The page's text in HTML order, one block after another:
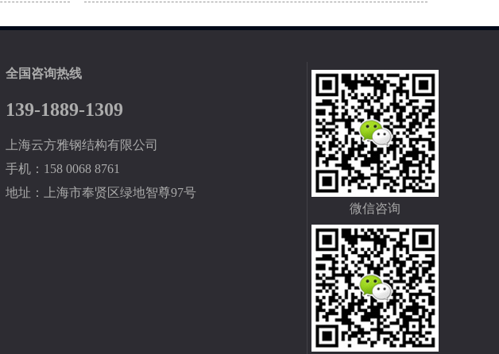
全国咨询热线
139-1889-1309
上海云方雅钢结构有限公司
手机：158 0068 8761
地址：上海市奉贤区绿地智尊97号
微信咨询